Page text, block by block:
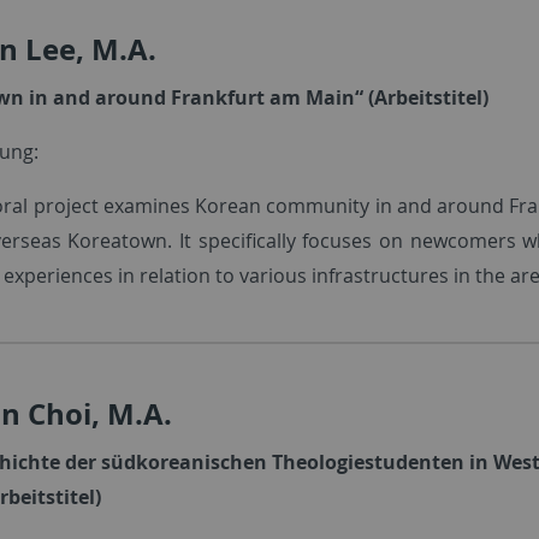
Lee, M.A.
in and around Frankfurt am Main“ (Arbeitstitel)
project examines Korean community in and around
Koreatown. It specifically focuses on newcomers
in relation to various infrastructures in the
Choi, M.A.
der südkoreanischen Theologiestudenten in